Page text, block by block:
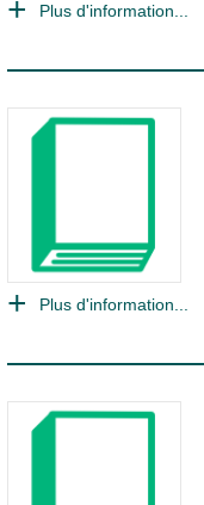
Plus d'information...
Plus d'information...